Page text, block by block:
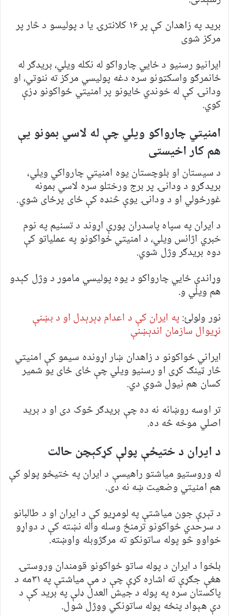
برید په زاهدان کې پر ۱۶ کلانترۍ یا د پولیسو د څار پر
مرکز شوی
ایرانیو رسنیو د ځايي چارواکو له نکله ویلي، بریدګر له
ځانمرګو واسکټونو سره دغه پولیسي مرکز ته ننوتي، او
ودانۍ کې له خوندي ځایونو پر امنیتي ځواکونو ډزې
کوي.
امنیتي چارواکو ویلي چې له لاسي بمونو یې
هم کار اخیستی
د سیستان او بلوچستان یوه امنیتي چارواکي ویلي،
بریدګرو د ودانۍ پر برج ورختلو سره لاسي بمونه
غورځولي او د ودانۍ یوې څنډه کې ځای پرځای شوي.
د ایران په سپاه پاسدران پورې اړوند د تسنیم په نوم
خبري اژانس ویلي، د امنیتي ځواکونو په عملیاتو کې
دوه بریدګر وژل شوي.
وړاندې ځايي چارواکو د یوه پولیسي مامور د وژل کېدو
هم ویلي و.
نور ولولئ:په ایران کې د اعدام ډېرېدل او د بښنې
نړیوال سازمان اندېښنې
ایراني ځواکونو د زاهدان ښار اړونده سیمو کې امنیتي
څار ټینګ کړی او رسنیو ویلي چې ځای ځای یو شمیر
کسان هم نیول شوي دي.
تر اوسه روښانه نه ده چې بریدګر څوک دی او د برید
اصلي موخه څه ده.
د ایران د ختیځې پولې کړکېچن حالت
له وروستیو میاشتو راهیسې د ایران په ختیځو پولو کې
هم امنیتي وضعیت ښه نه دی.
د تېرې جون میاشتې په لومړیو کې د ایران او د طالبانو
د سرحدي ځواکونو ترمنځ وسله واله نښته کې د دواړو
خواوو څو پوله ساتونکو ته مرګژوبله واوښته.
بلخوا د ایران د پوله ساتو ځواکونو قومندان وروستۍ
هغې جګړې ته اشاره کړې چې د مې میاشتې په ۳۱مه د
پاکستان سره په پوله د جیش العدل ډلې په برید کې د
دې هېواد پنځه پوله ساتونکي ووژل شول.